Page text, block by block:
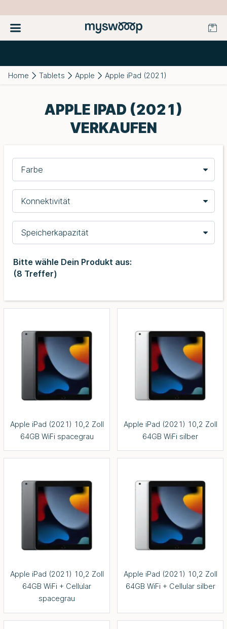
Home Tablets Apple Apple iPad (2021)
APPLE IPAD (2021)
VERKAUFEN
Farbe
Konnektivität
Speicherkapazität
Bitte wähle Dein Produkt aus:
(8 Treffer)
Apple iPad (2021) 10,2 Zoll
64GB WiFi spacegrau
Apple iPad (2021) 10,2 Zoll
64GB WiFi silber
Apple iPad (2021) 10,2 Zoll
64GB WiFi + Cellular
spacegrau
Apple iPad (2021) 10,2 Zoll
64GB WiFi + Cellular silber